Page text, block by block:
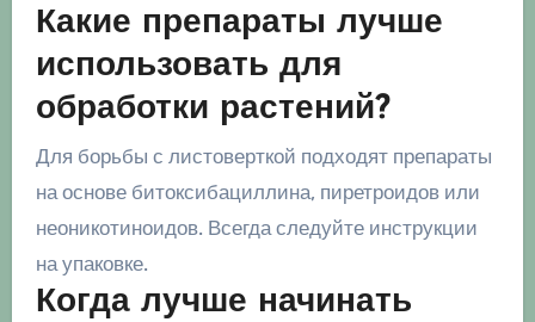
Какие препараты лучше
использовать для
обработки растений?
Для борьбы с листоверткой подходят препараты
на основе битоксибациллина, пиретроидов или
неоникотиноидов. Всегда следуйте инструкции
на упаковке.
Когда лучше начинать